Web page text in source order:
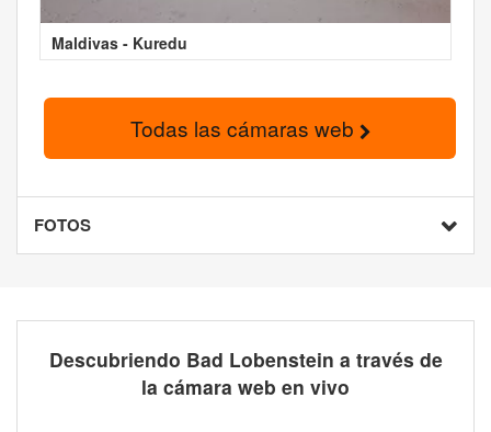
Maldivas - Kuredu
Todas las cámaras web
FOTOS
Descubriendo Bad Lobenstein a través de
la cámara web en vivo